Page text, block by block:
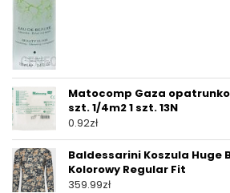
Matocomp Gaza
szt. 1/4m2 1 szt. 13N
0.92zł
Baldessarini Koszula Huge
Kolorowy Regular Fit
359.99zł